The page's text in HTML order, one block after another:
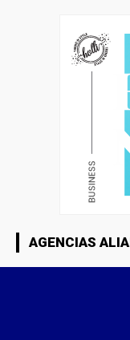
AGENCIAS